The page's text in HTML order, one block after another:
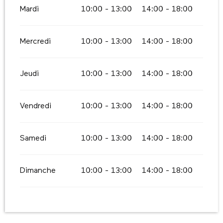
Mardi 10:00 - 13:00 14:00 - 18:00
Mercredi 10:00 - 13:00 14:00 - 18:00
Jeudi 10:00 - 13:00 14:00 - 18:00
Vendredi 10:00 - 13:00 14:00 - 18:00
Samedi 10:00 - 13:00 14:00 - 18:00
Dimanche 10:00 - 13:00 14:00 - 18:00